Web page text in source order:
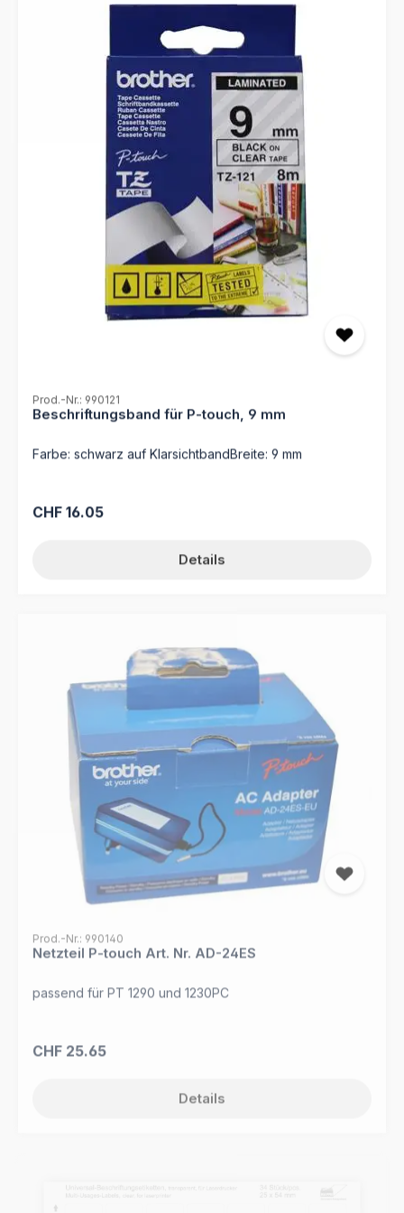
Ordnungsboxen blitzschnell wiederzufinden. So sparen
Sie wertvolle Zeit bei der Suche nach Informationen und
behalten stets die volle Kontrolle über Ihre Ablage.
Format: Querformat für optimale Lesbarkeit Material:
Stabiler Karton, hochwertig laminiert Funktion: Mehrfach
beschriftbar und leicht zu reinigen Einsatz: Zentraler
Leitfaden für Archiv und Schreibtisch Vorteil: Nachhaltig
durch lange Wiederverwendbarkeit
Prod.-Nr.: 990121
Beschriftungsband für P-touch, 9 mm
Farbe: schwarz auf KlarsichtbandBreite: 9 mm
Regulärer Preis:
CHF 16.05
Details
Prod.-Nr.: 990140
Netzteil P-touch Art. Nr. AD-24ES
passend für PT 1290 und 1230PC
Regulärer Preis:
CHF 25.65
Details